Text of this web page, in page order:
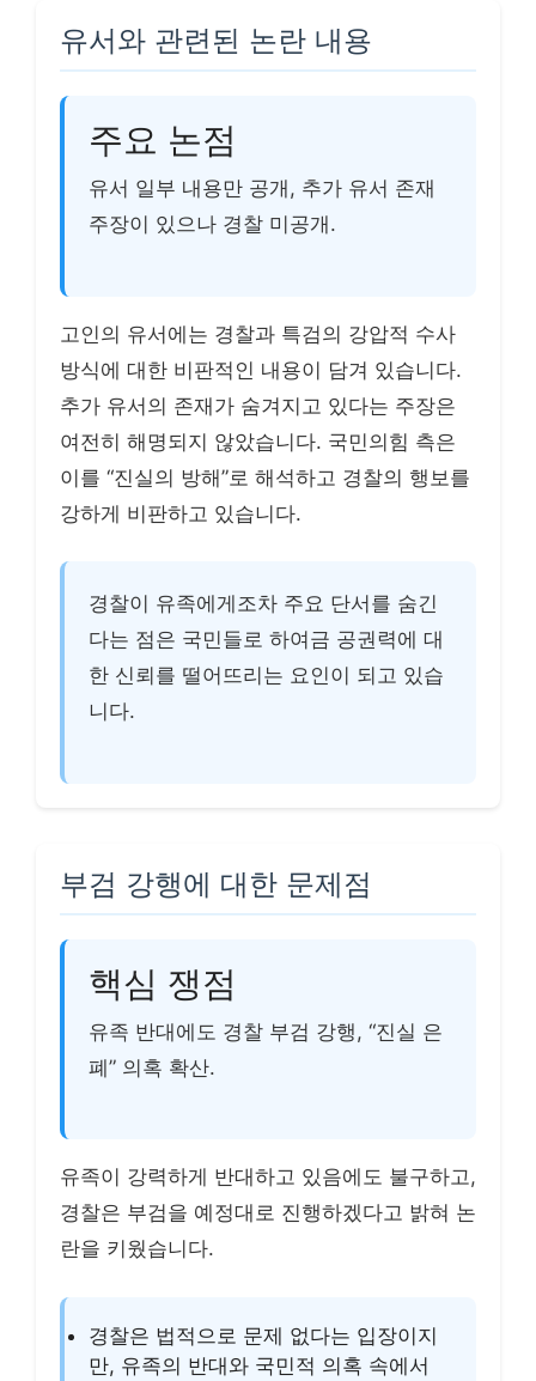
유서와 관련된 논란 내용
주요 논점
유서 일부 내용만 공개, 추가 유서 존재
주장이 있으나 경찰 미공개.
고인의 유서에는 경찰과 특검의 강압적 수사
방식에 대한 비판적인 내용이 담겨 있습니다.
추가 유서의 존재가 숨겨지고 있다는 주장은
여전히 해명되지 않았습니다. 국민의힘 측은
이를 “진실의 방해”로 해석하고 경찰의 행보를
강하게 비판하고 있습니다.
경찰이 유족에게조차 주요 단서를 숨긴
다는 점은 국민들로 하여금 공권력에 대
한 신뢰를 떨어뜨리는 요인이 되고 있습
니다.
부검 강행에 대한 문제점
핵심 쟁점
유족 반대에도 경찰 부검 강행, “진실 은
폐” 의혹 확산.
유족이 강력하게 반대하고 있음에도 불구하고,
경찰은 부검을 예정대로 진행하겠다고 밝혀 논
란을 키웠습니다.
경찰은 법적으로 문제 없다는 입장이지
만, 유족의 반대와 국민적 의혹 속에서